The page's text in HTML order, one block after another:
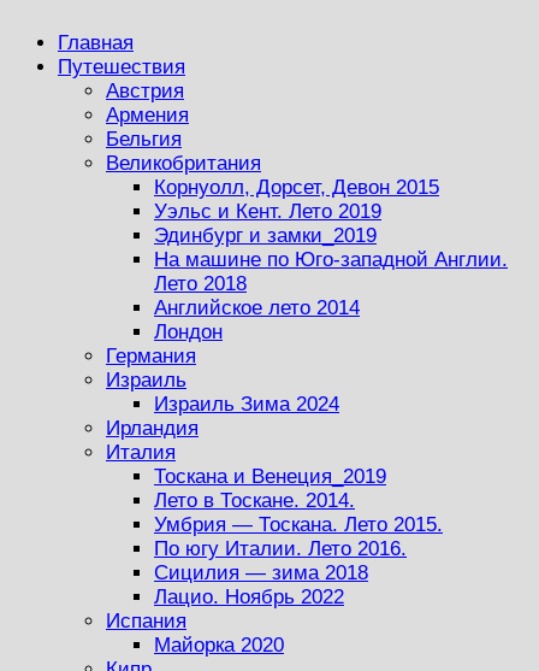
Главная
Путешествия
Австрия
Армения
Бельгия
Великобритания
Корнуолл, Дорсет, Девон 2015
Уэльс и Кент. Лето 2019
Эдинбург и замки_2019
На машине по Юго-западной Англии.
Лето 2018
Английское лето 2014
Лондон
Германия
Израиль
Израиль Зима 2024
Ирландия
Италия
Тоскана и Венеция_2019
Лето в Тоскане. 2014.
Умбрия — Тоскана. Лето 2015.
По югу Италии. Лето 2016.
Сицилия — зима 2018
Лацио. Ноябрь 2022
Испания
Майорка 2020